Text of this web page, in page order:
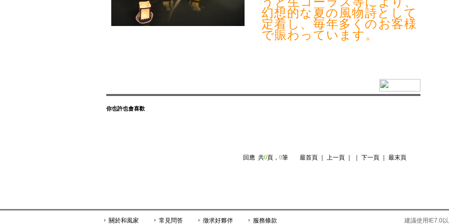
幻想的な夏の風物詩として
定着し、毎年多くのお客様
で賑わっています。
你也許也會喜歡
回應 共0頁， 0筆 最首頁 ｜ 上一頁 ｜ ｜ 下一頁 ｜ 最末頁
關於和風家 常見問答 徵求好夥伴 服務條款 建議使用IE7.0